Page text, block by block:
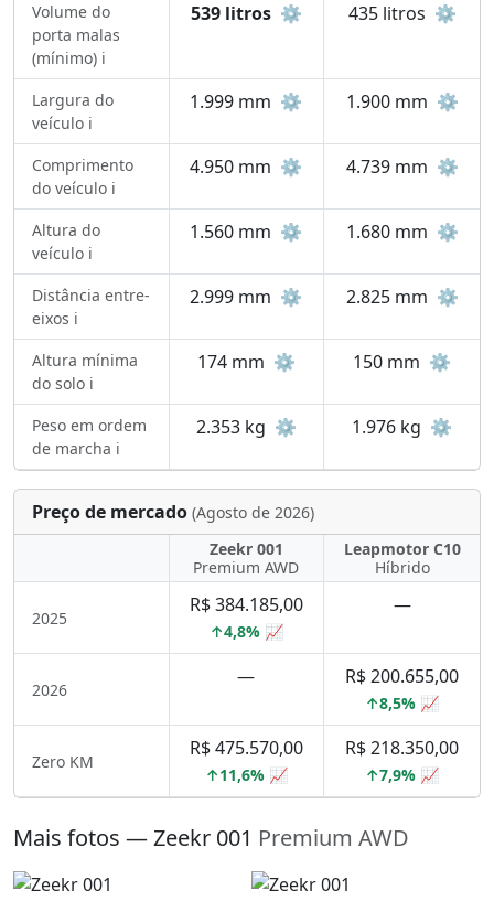
Volume do
porta malas
(mínimo) ℹ️
539 litros ⚙️ 435 litros ⚙️
Largura do
veículo ℹ️
1.999 mm ⚙️ 1.900 mm ⚙️
Comprimento
do veículo ℹ️
4.950 mm ⚙️ 4.739 mm ⚙️
Altura do
veículo ℹ️
1.560 mm ⚙️ 1.680 mm ⚙️
Distância entre-
eixos ℹ️
2.999 mm ⚙️ 2.825 mm ⚙️
Altura mínima
do solo ℹ️
174 mm ⚙️ 150 mm ⚙️
Peso em ordem
de marcha ℹ️
2.353 kg ⚙️ 1.976 kg ⚙️
Preço de mercado (Agosto de 2026)
Zeekr 001
Premium AWD
Leapmotor C10
Híbrido
2025
R$ 384.185,00
↑4,8% 📈
—
2026
— R$ 200.655,00
↑8,5% 📈
Zero KM
R$ 475.570,00
↑11,6% 📈
R$ 218.350,00
↑7,9% 📈
Mais fotos — Zeekr 001 Premium AWD